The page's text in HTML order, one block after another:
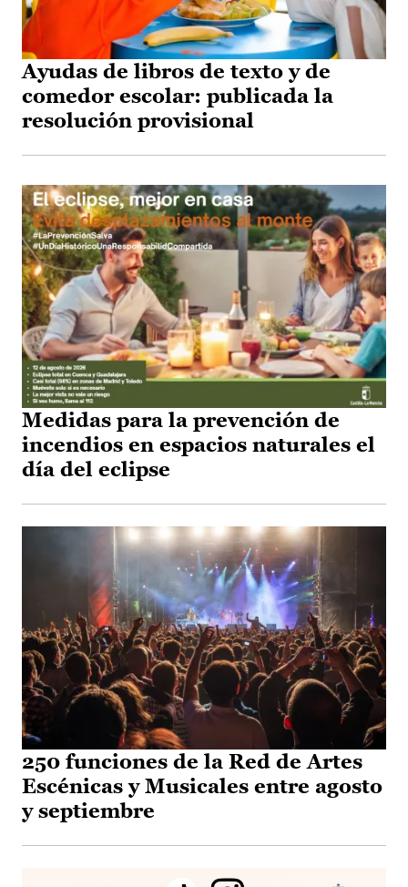
Ayudas de libros de texto y de
comedor escolar: publicada la
resolución provisional
Medidas para la prevención de
incendios en espacios naturales el
día del eclipse
250 funciones de la Red de Artes
Escénicas y Musicales entre agosto
y septiembre